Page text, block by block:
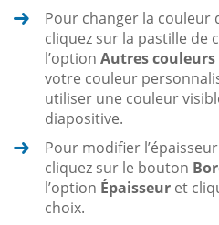
Pour changer la couleur
cliquez sur la pastille de
l’option Autres
votre couleur
utiliser une couleur
diapositive.
Pour modifier
cliquez sur le bouton
l’option Épaisseur et
choix.